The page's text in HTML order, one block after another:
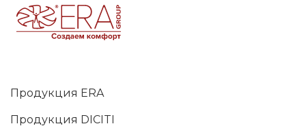
Продукция ERA
Продукция DICITI